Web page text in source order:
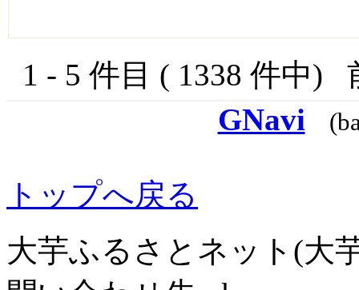
1 - 5 件目 ( 1338 件中)
GNavi
トップへ戻る
大芋ふるさとネット(大